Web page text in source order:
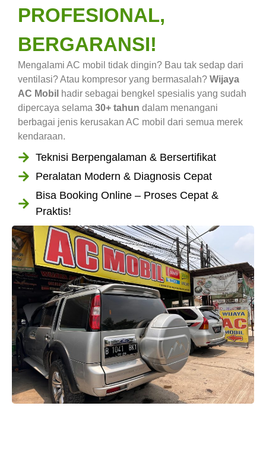
PROFESIONAL,
BERGARANSI!
Mengalami AC mobil tidak dingin? Bau tak sedap dari
ventilasi? Atau kompresor yang bermasalah? Wijaya
AC Mobil hadir sebagai bengkel spesialis yang sudah
dipercaya selama 30+ tahun dalam menangani
berbagai jenis kerusakan AC mobil dari semua merek
kendaraan.
Teknisi Berpengalaman & Bersertifikat
Peralatan Modern & Diagnosis Cepat
Bisa Booking Online – Proses Cepat &
Praktis!